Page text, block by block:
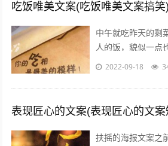
吃饭唯美文案(吃饭唯美文案搞笑)
中午就吃昨天的剩
人的饭，貌似一点
鱼，超级开胃呀我
2022-09-18
表现匠心的文案(表现匠心的文案
扶摇的海报文案之